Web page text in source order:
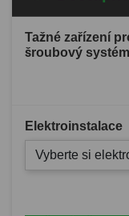
Tažné zařízení
šroubový systém
Elektroinstalace
Vyberte si